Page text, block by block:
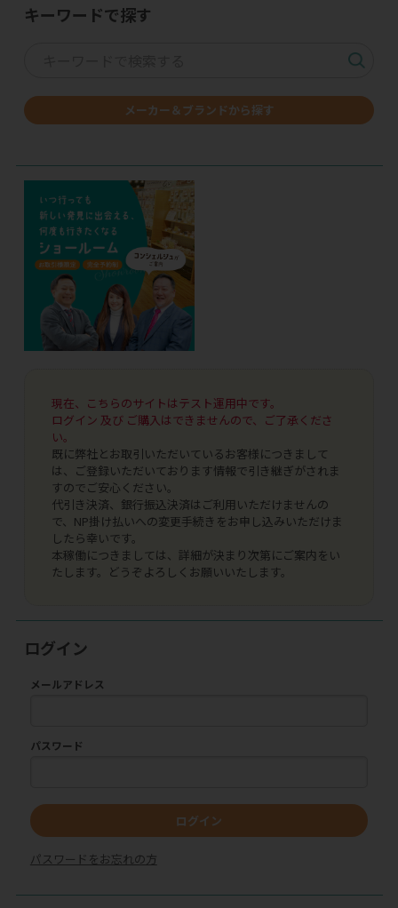
キーワードで探す
メーカー＆ブランドから探す
現在、こちらのサイトはテスト運用中です。
ログイン 及び ご購入はできませんので、ご了承くださ
い。
既に弊社とお取引いただいているお客様につきまして
は、ご登録いただいております情報で引き継ぎがされま
すのでご安心ください。
代引き決済、銀行振込決済はご利用いただけませんの
で、NP掛け払いへの変更手続きをお申し込みいただけま
したら幸いです。
本稼働につきましては、詳細が決まり次第にご案内をい
たします。どうぞよろしくお願いいたします。
ログイン
メールアドレス
パスワード
ログイン
パスワードをお忘れの方